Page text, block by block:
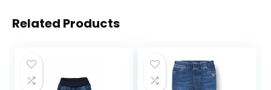
Related Products